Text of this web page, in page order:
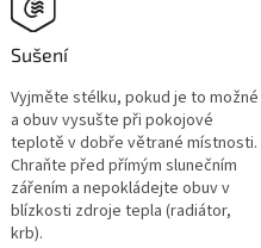
Sušení
Vyjměte stélku, pokud je to možné
a obuv vysušte při pokojové
teplotě v dobře větrané místnosti.
Chraňte před přímým slunečním
zářením a nepokládejte obuv v
blízkosti zdroje tepla (radiátor,
krb).